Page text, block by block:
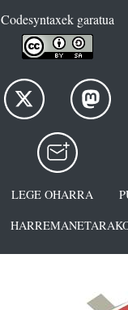
Codesyntaxek garatua
LEGE OHARRA